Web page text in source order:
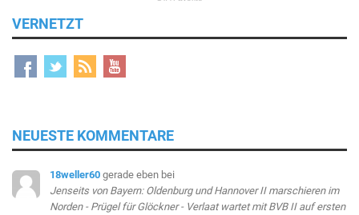
VERNETZT
NEUESTE KOMMENTARE
18weller60 gerade eben bei
Jenseits von Bayern: Oldenburg und Hannover II marschieren im
Norden - Prügel für Glöckner - Verlaat wartet mit BVB II auf ersten